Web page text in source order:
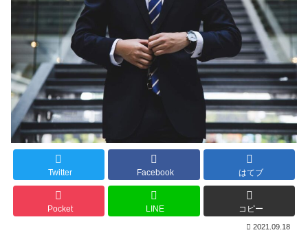
Twitter Facebook はてブ
Pocket LINE コピー
2021.09.18